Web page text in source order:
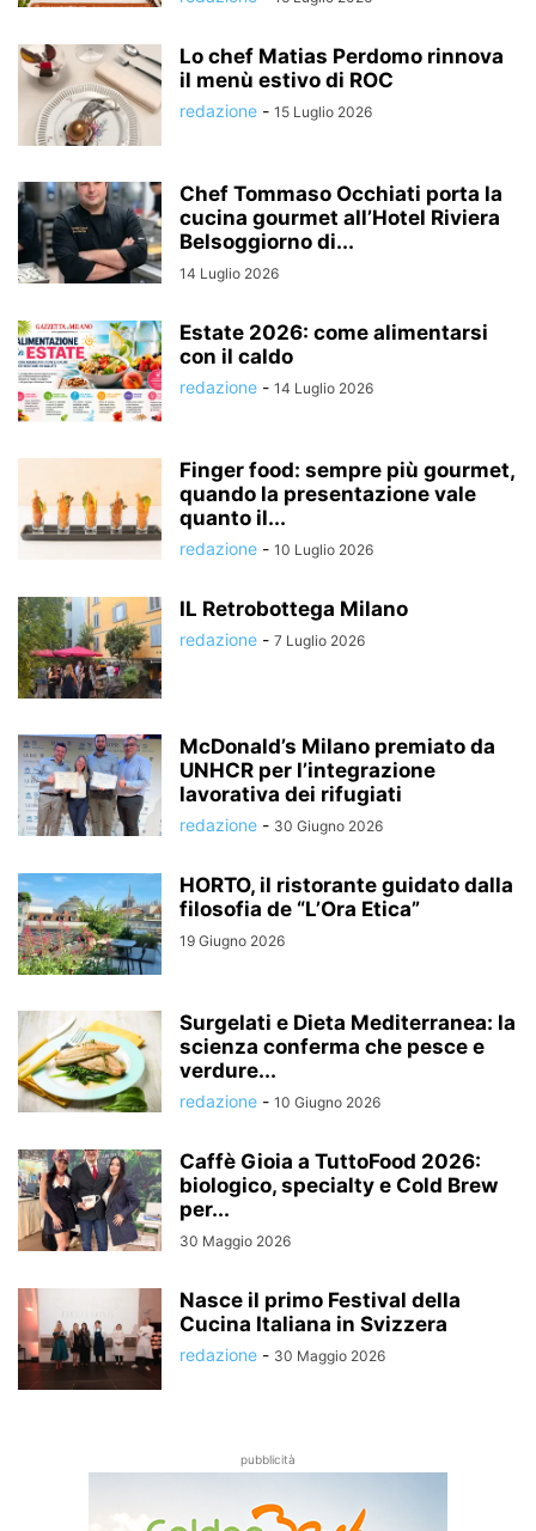
Lo chef Matias Perdomo rinnova
il menù estivo di ROC
redazione - 15 Luglio 2026
Chef Tommaso Occhiati porta la
cucina gourmet all’Hotel Riviera
Belsoggiorno di...
14 Luglio 2026
Estate 2026: come alimentarsi
con il caldo
redazione - 14 Luglio 2026
Finger food: sempre più gourmet,
quando la presentazione vale
quanto il...
redazione - 10 Luglio 2026
IL Retrobottega Milano
redazione - 7 Luglio 2026
McDonald’s Milano premiato da
UNHCR per l’integrazione
lavorativa dei rifugiati
redazione - 30 Giugno 2026
HORTO, il ristorante guidato dalla
filosofia de “L’Ora Etica”
19 Giugno 2026
Surgelati e Dieta Mediterranea: la
scienza conferma che pesce e
verdure...
redazione - 10 Giugno 2026
Caffè Gioia a TuttoFood 2026:
biologico, specialty e Cold Brew
per...
30 Maggio 2026
Nasce il primo Festival della
Cucina Italiana in Svizzera
redazione - 30 Maggio 2026
pubblicità